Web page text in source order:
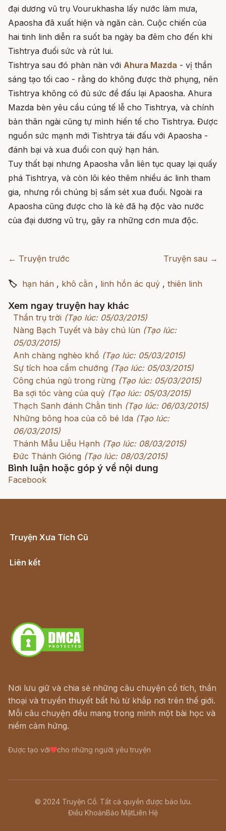
đại dương vũ trụ Vourukhasha lấy nước làm mưa,
Apaosha đã xuất hiện và ngăn cản. Cuộc chiến của
hai tinh linh diễn ra suốt ba ngày ba đêm cho đến khi
Tishtrya đuối sức và rút lui.
Tishtrya sau đó phàn nàn với Ahura Mazda - vị thần
sáng tạo tối cao - rằng do không được thờ phụng, nên
Tishtrya không có đủ sức để đấu lại Apaosha. Ahura
Mazda bèn yêu cầu cúng tế lễ cho Tishtrya, và chính
bản thân ngài cũng tự mình hiến tế cho Tishtrya. Được
nguồn sức mạnh mới Tishtrya tái đấu với Apaosha -
đánh bại và xua đuổi con quỷ hạn hán.
Tuy thất bại nhưng Apaosha vẫn liên tục quay lại quấy
phá Tishtrya, và còn lôi kéo thêm nhiều ác linh tham
gia, nhưng rồi chúng bị sấm sét xua đuổi. Ngoài ra
Apaosha cũng được cho là kẻ đã hạ độc vào nước
của đại dương vũ trụ, gây ra những cơn mưa độc.
← Truyện trước Truyện sau →
🏷 hạn hán , khô cằn , linh hồn ác quỷ , thiên linh
Xem ngay truyện hay khác
Thần trụ trời (Tạo lúc: 05/03/2015)
Nàng Bạch Tuyết và bảy chú lùn (Tạo lúc:
05/03/2015)
Anh chàng nghèo khổ (Tạo lúc: 05/03/2015)
Sự tích hoa cẩm chướng (Tạo lúc: 05/03/2015)
Công chúa ngủ trong rừng (Tạo lúc: 05/03/2015)
Ba sợi tóc vàng của quỷ (Tạo lúc: 05/03/2015)
Thạch Sanh đánh Chằn tinh (Tạo lúc: 06/03/2015)
Những bông hoa của cô bé Ida (Tạo lúc:
06/03/2015)
Thánh Mẫu Liễu Hạnh (Tạo lúc: 08/03/2015)
Đức Thánh Gióng (Tạo lúc: 08/03/2015)
Bình luận hoặc góp ý về nội dung
Facebook
Truyện Xưa Tích Cũ
Liên kết
Nơi lưu giữ và chia sẻ những câu chuyện cổ tích, thần
thoại và truyền thuyết bất hủ từ khắp nơi trên thế giới.
Mỗi câu chuyện đều mang trong mình một bài học và
niềm cảm hứng.
Được tạo với cho những người yêu truyện
© 2024 Truyện Cổ. Tất cả quyền được bảo lưu.
Điều KhoảnBảo MậtLiên Hệ